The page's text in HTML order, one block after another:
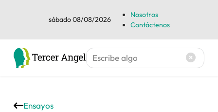
sábado 08/08/2026
Nosotros
Contáctenos
Ensayos